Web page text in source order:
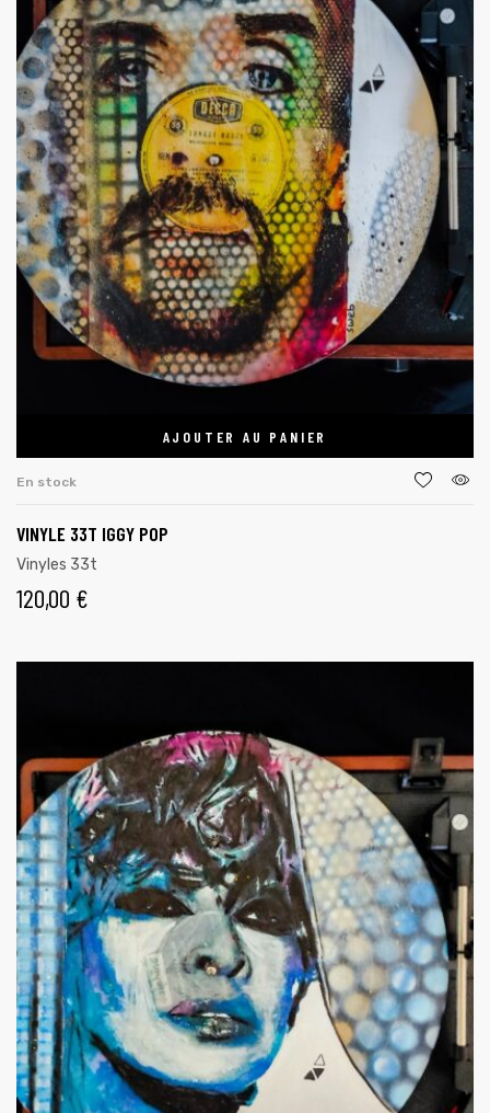
AJOUTER AU PANIER
En stock
VINYLE 33T IGGY POP
Vinyles 33t
120,00 €